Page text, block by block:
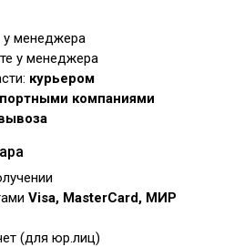
у менеджера
у менеджера
курьером
компаниями
Visa, MasterCard, МИР
(для юр.лиц)